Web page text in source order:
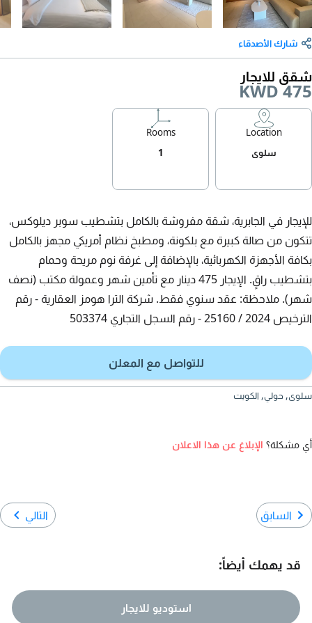
شارك الأصدقاء
شقق للايجار
KWD 475
Location
سلوى
Rooms
1
للإيجار في الجابرية، شقة مفروشة بالكامل بتشطيب سوبر ديلوكس،
تتكون من صالة كبيرة مع بلكونة، ومطبخ نظام أمريكي مجهز بالكامل
بكافة الأجهزة الكهربائية، بالإضافة إلى غرفة نوم مريحة وحمام
بتشطيب راقٍ. الإيجار 475 دينار مع تأمين شهر وعمولة مكتب (نصف
شهر). ملاحظة: عقد سنوي فقط. شركة الترا هومز العقارية - رقم
الترخيص 2024 / 25160 - رقم السجل التجاري 503374
للتواصل مع المعلن
سلوى, حولي, الكويت‎
أي مشكلة؟ الإبلاغ عن هذا الاعلان
السابق التالي
قد يهمك أيضاً:
استوديو للايجار